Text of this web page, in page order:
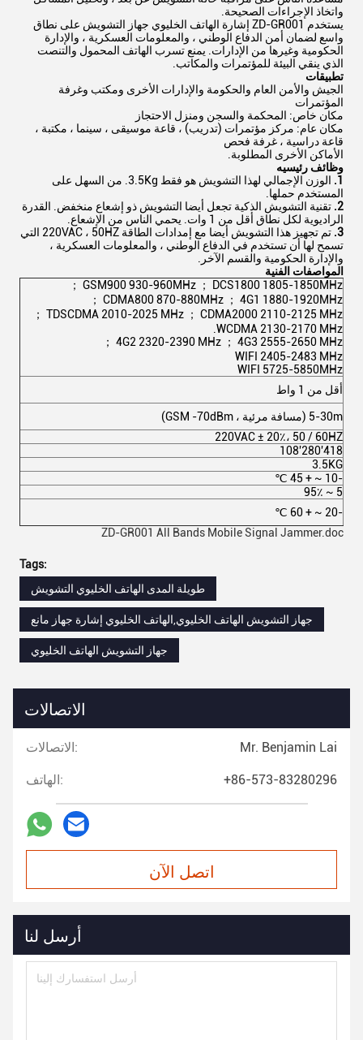
واتخاذ الإجراءات الصحيحة.
يستخدم ZD-GR001 إشارة الهاتف الخليوي جهاز التشويش على نطاق
واسع لضمان أمن الدفاع الوطني ، والمعلومات العسكرية ، والإدارة
الحكومية وغيرها من الإدارات. يمنع تسرب الهاتف المحمول والتنصت
الذي ينقي البيئة للمؤتمرات والمكاتب.
تطبيقات
الجيش والأمن العام والحكومة والإدارات الأخرى ومكتب وغرفة
المؤتمرات
مكان خاص: المحكمة والسجن ومنزل الاحتجاز
مكان عام: مركز مؤتمرات (تدريب) ، قاعة موسيقى ، سينما ، مكتبة ،
قاعة دراسية ، غرفة فحص
الأماكن الأخرى المطلوبة.
وظائف رئيسيه
1.
الوزن الإجمالي لهذا التشويش هو فقط 3.5Kg. من السهل على
المستخدم حملها.
2. تقنية التشويش الذكية تجعل أيضا التشويش ذو إشعاع منخفض. القدرة
الراديوية لكل نطاق أقل من 1 وات. يحمي الناس من الإشعاع.
3.
تم تجهيز هذا التشويش أيضا مع إمدادات الطاقة 220VAC ، 50HZ التي
تسمح لها أن تستخدم في الدفاع الوطني ، والمعلومات العسكرية ،
والإدارة الحكومية والقسم الآخر.
المواصفات الفنية
GSM900 930-960MHz ； DCS1800 1805-1850MHz ；
CDMA800 870-880MHz ； 4G1 1880-1920MHz ；
TDSCDMA 2010-2025 MHz ； CDMA2000 2110-2125 MHz ；
WCDMA 2130-2170 MHz.
4G2 2320-2390 MHz ； 4G3 2555-2650 MHz ；
WIFI 2405-2483 MHz
WIFI 5725-5850MHz
أقل من 1 واط
5-30m (مسافة مرئية ، GSM -70dBm)
220VAC ± 20٪، 50 / 60HZ
418'280'108
3.5KG
-10 ~ + 45 ℃
5 ~ 95٪
-20 ~ + 60 ℃
ZD-GR001 All Bands Mobile Signal Jammer.doc
Tags:
طويلة المدى الهاتف الخليوي التشويش
جهاز التشويش الهاتف الخليوي,الهاتف الخليوي إشارة جهاز مانع
جهاز التشويش الهاتف الخليوي
الاتصالات
الاتصالات: Mr. Benjamin Lai
الهاتف: +86-573-83280296
اتصل الآن
أرسل لنا